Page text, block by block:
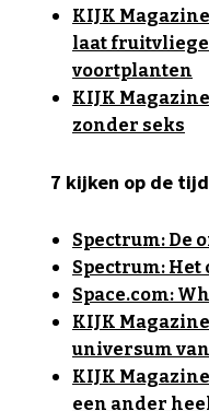
KIJK
laat
voortplanten
KIJK
zonder seks
7 kijken op de
Spectrum: De
Spectrum: Het
Space.com:
KIJK
universum
KIJK
een ander